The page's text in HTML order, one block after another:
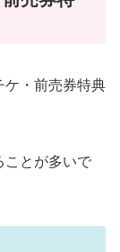
ケ・前売券特典
ことが多いで